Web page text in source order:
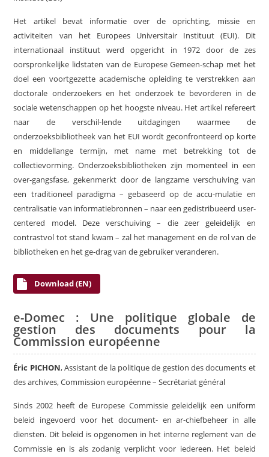
Het artikel bevat informatie over de oprichting, missie en
activiteiten van het Europees Universitair Instituut (EUI). Dit
internationaal instituut werd opgericht in 1972 door de zes
oorspronkelijke lidstaten van de Europese Gemeen-schap met het
doel een voortgezette academische opleiding te verstrekken aan
doctorale onderzoekers en het onderzoek te bevorderen in de
sociale wetenschappen op het hoogste niveau. Het artikel refereert
naar de verschil-lende uitdagingen waarmee de
onderzoeksbibliotheek van het EUI wordt geconfronteerd op korte
en middellange termijn, met name met betrekking tot de
collectievorming. Onderzoeksbibliotheken zijn momenteel in een
over-gangsfase, gekenmerkt door de langzame verschuiving van
een traditioneel paradigma – gebaseerd op de accu-mulatie en
centralisatie van informatiebronnen – naar een gedistribueerd user-
centered model. Deze verschuiving – die zeer geleidelijk en
contrastvol tot stand kwam – zal het management en de rol van de
bibliotheken en het ge-drag van de gebruiker veranderen.
Download (EN)
e-Domec : Une politique globale de
gestion des documents pour la
Commission européenne
Éric PICHON, Assistant de la politique de gestion des documents et
des archives, Commission européenne – Secrétariat général
Sinds 2002 heeft de Europese Commissie geleidelijk een uniform
beleid ingevoerd voor het document- en ar-chiefbeheer in alle
diensten. Dit beleid is opgenomen in het interne reglement van de
Commissie en is als zodanig verplicht voor iedereen. Het beleid